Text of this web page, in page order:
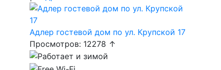
Адлер гостевой дом по ул. Крупской 17
Просмотров: 12278 ↑